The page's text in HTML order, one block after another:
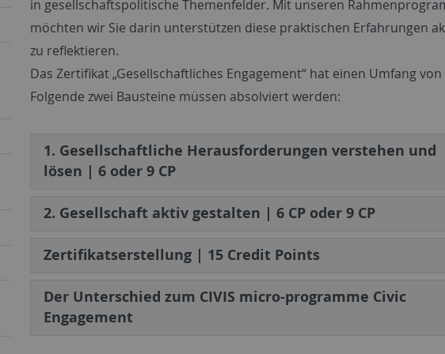
in gesellschaftspolitische Themenfelder. Mit unseren
möchten wir Sie darin unterstützen diese praktischen Erfahrungen
zu reflektieren.
Das Zertifikat „Gesellschaftliches Engagement“ hat einen Umfang von
Folgende zwei Bausteine müssen absolviert werden:
1. Gesellschaftliche Herausforderungen verstehen und
lösen | 6 oder 9 CP
2. Gesellschaft aktiv gestalten | 6 CP oder 9 CP
Zertifikatserstellung | 15 Credit Points
Der Unterschied zum CIVIS micro-programme Civic
Engagement